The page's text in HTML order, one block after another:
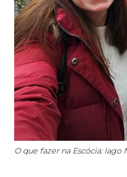
O que fazer na Escócia: lago